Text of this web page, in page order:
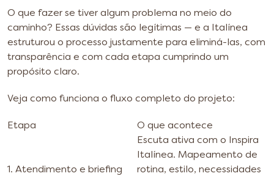
O que fazer se tiver algum problema no meio do
caminho? Essas dúvidas são legítimas — e a Italínea
estruturou o processo justamente para eliminá-las, com
transparência e com cada etapa cumprindo um
propósito claro.
Veja como funciona o fluxo completo do projeto:
Etapa O que acontece
1. Atendimento e briefing
Escuta ativa com o Inspira
Italínea. Mapeamento de
rotina, estilo, necessidades